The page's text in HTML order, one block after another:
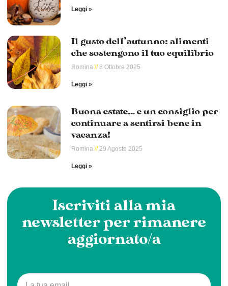
Leggi »
Il gusto dell’autunno: alimenti
che sostengono il tuo equilibrio
Romina 8 Ottobre 2025
Leggi »
Buona estate… e un consiglio per
continuare a sentirsi bene in
vacanza!
Romina 29 Agosto 2025
Leggi »
Iscriviti alla mia
newsletter per rimanere
aggiornato/a